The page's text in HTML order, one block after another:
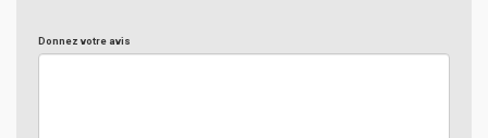
Donnez votre avis